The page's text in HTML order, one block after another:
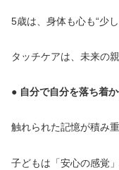
5歳は、身体も心も“少
タッチケアは、未来の
● 自分で自分を落ち着
触れられた記憶が積み重
子どもは「安心の感覚